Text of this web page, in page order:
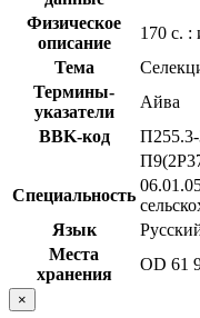
Физическое
описание
170 с. :
Тема
Термины-
указатели
Айва
BBK-код
Специальность
Язык
Места
хранения
OD 61
×